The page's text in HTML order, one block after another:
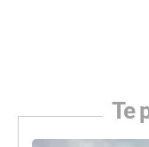
Te